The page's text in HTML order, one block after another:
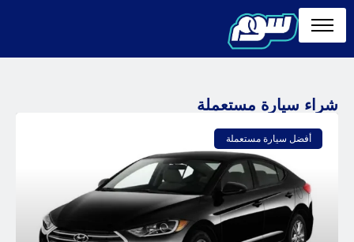
شراء سيارة مستعملة
أفضل سيارة مستعملة